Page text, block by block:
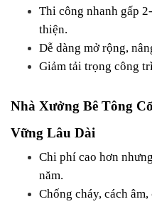
Thi công nhanh gấp
thiện.
Dễ dàng mở rộng,
Giảm tải trọng công
Nhà Xưởng Bê Tông
Vững Lâu Dài
Chi phí cao hơn
năm.
Chống cháy, cách